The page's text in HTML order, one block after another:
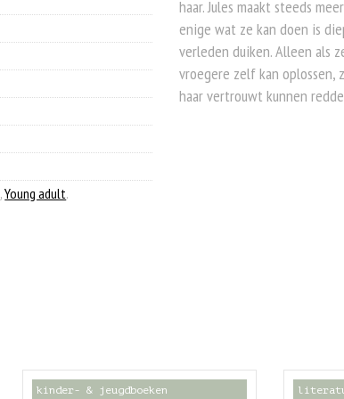
,Young adult.
haar. Jules maakt steeds
enige wat ze kan doen is
verleden duiken. Alleen als
vroegere zelf kan oplossen,
haar vertrouwt kunnen
kinder- & jeugdboeken